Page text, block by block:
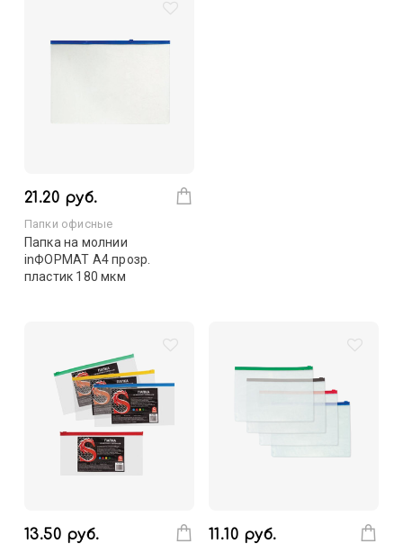
21.20 руб.
Папки офисные
Папка на молнии
inФОРМАТ А4 прозр.
пластик 180 мкм
13.50 руб. 11.10 руб.